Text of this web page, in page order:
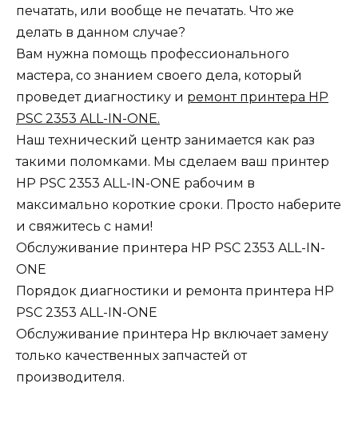
печатать, или вообще не печатать. Что же
делать в данном случае?
Вам нужна помощь профессионального
мастера, со знанием своего дела, который
проведет диагностику и ремонт принтера HP
PSC 2353 ALL-IN-ONE.
Наш технический центр занимается как раз
такими поломками. Мы сделаем ваш принтер
HP PSC 2353 ALL-IN-ONE рабочим в
максимально короткие сроки. Просто наберите
и свяжитесь с нами!
Обслуживание принтера HP PSC 2353 ALL-IN-
ONE
Порядок диагностики и ремонта принтера HP
PSC 2353 ALL-IN-ONE
Обслуживание принтера Hp включает замену
только качественных запчастей от
производителя.